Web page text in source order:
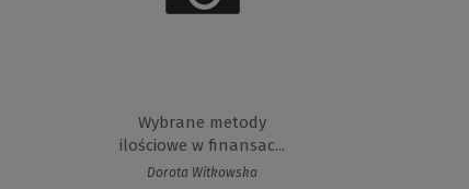
Wybrane metody
ilościowe w finansac...
Dorota Witkowska